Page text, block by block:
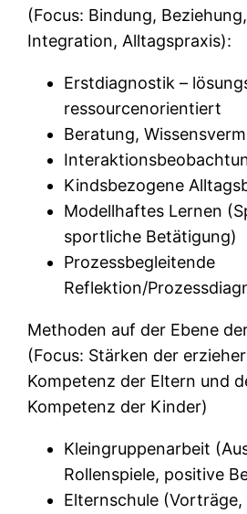
(Focus: Bindung,
Integration, Alltagspraxis):
Erstdiagnostik –
ressourcenorientiert
Beratung,
Kindsbezogene
Modellhaftes Lernen
sportliche Betätigung)
Prozessbegleitende
Reflektion/
Methoden auf der Ebene
(Focus: Stärken der
Kompetenz der Eltern und
Kompetenz der Kinder)
Kleingruppenarbeit
Rollenspiele, positive
Elternschule (Vorträge,